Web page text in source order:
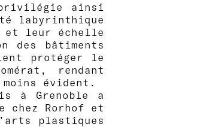
privilégie ainsi
labyrinthique
et leur échelle
des bâtiments
protéger le
rendant
évident.
à Grenoble a
chez Rorhof et
plastiques